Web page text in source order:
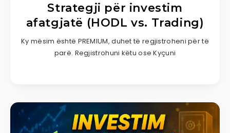
Strategji për investim
afatgjatë (HODL vs. Trading)
Ky mësim është PREMIUM, duhet të regjistroheni për të
parë. Regjistrohuni këtu ose Kyçuni